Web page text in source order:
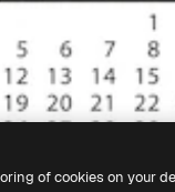
of cookies on your